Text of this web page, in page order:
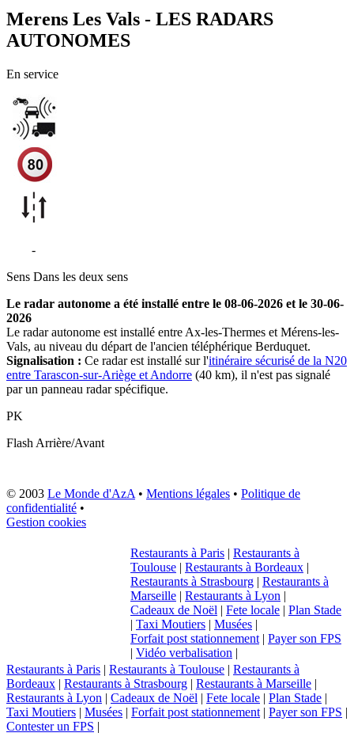
Merens Les Vals - LES RADARS
AUTONOMES
En service
-
Sens Dans les deux sens
Le radar autonome a été installé entre le 08-06-2026 et le 30-06-
2026
Le radar autonome est installé entre Ax-les-Thermes et Mérens-les-
Vals, au niveau du départ de l'ancien téléphérique Berduquet.
Signalisation : Ce radar est installé sur l'itinéraire sécurisé de la N20
entre Tarascon-sur-Ariège et Andorre (40 km), il n'est pas signalé
par un panneau radar spécifique.
PK
Flash Arrière/Avant
© 2003 Le Monde d'AzA • Mentions légales • Politique de
confidentialité •
Gestion cookies
Restaurants à Paris | Restaurants à
Toulouse | Restaurants à Bordeaux |
Restaurants à Strasbourg | Restaurants à
Marseille | Restaurants à Lyon |
Cadeaux de Noël | Fete locale | Plan Stade
| Taxi Moutiers | Musées |
Forfait post stationnement | Payer son FPS
| Vidéo verbalisation |
Restaurants à Paris | Restaurants à Toulouse | Restaurants à
Bordeaux | Restaurants à Strasbourg | Restaurants à Marseille |
Restaurants à Lyon | Cadeaux de Noël | Fete locale | Plan Stade |
Taxi Moutiers | Musées | Forfait post stationnement | Payer son FPS |
Contester un FPS |